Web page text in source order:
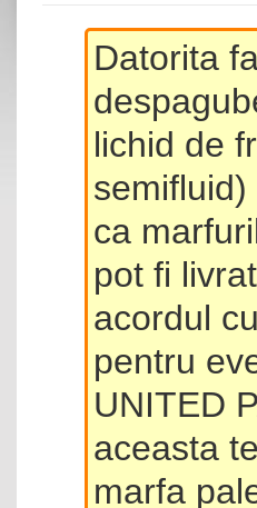
Datorita
lichid de
ca
pot fi
acordul
pentru
UNITED
aceasta
marfa